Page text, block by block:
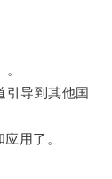
导到其他国
用了。